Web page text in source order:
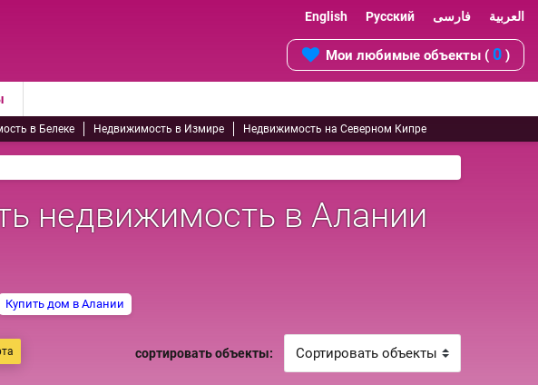
English Русский فارسی العربية
Мои любимые объекты ( 0 )
в Белеке Недвижимость в Измире Недвижимость на Северном Кипре
недвижимость в Алании
Купить дом в Алании
сортировать объекты: